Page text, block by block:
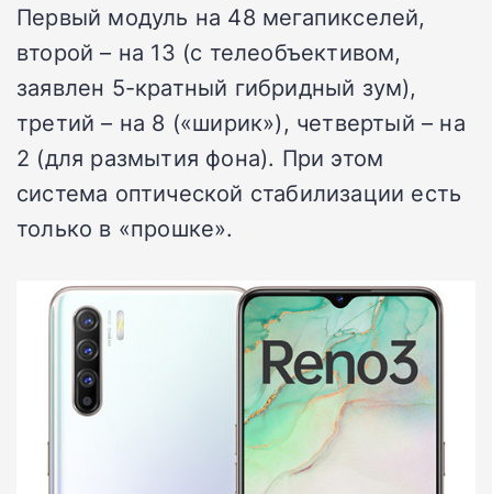
Первый модуль на 48 мегапикселей,
второй – на 13 (с телеобъективом,
заявлен 5-кратный гибридный зум),
третий – на 8 («ширик»), четвертый – на
2 (для размытия фона). При этом
система оптической стабилизации есть
только в «прошке».